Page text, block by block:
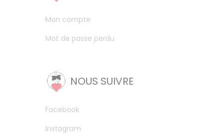
Mon compte
Mot de passe perdu
NOUS SUIVRE
Facebook
Instagram